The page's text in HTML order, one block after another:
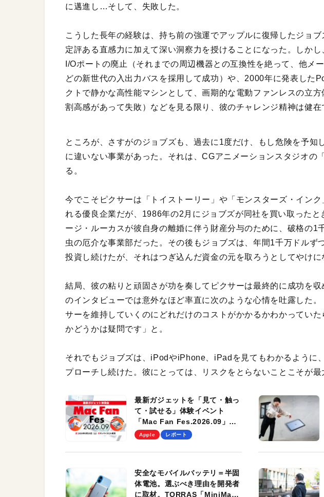
に邁進し…そして、失敗した。
こうした長年の経験は、持ち前の強運でアップルに復帰したジョブ
定評ある直感力に加えて深い洞察力を授けることになった。しか
I/Oポートの廃止（それまでの周辺機器との互換性を絶って、他メ
どの新世代の入出力バスを採用して成功）や、2000年に発表した
クトで静かな高性能マシンとして、画期的な電動ファンレスの立方
割高感があって失敗）などを見る限り、彼のチャレンジ精神は健在
ところが、さすがのジョブズも、過去に1度だけ、もし危険を予知
に違いない事業があった。それは、CGアニメーションスタジオの
る。
今でこそピクサーは「トイストーリー」や「モンスターズ・イン
れる優良企業だが、1986年の2月にジョブズが同社を買い取ったと
ージ・ルーカスが彼自身の離婚に伴う財産分与のために、破格の1
虫の厄介な事業部だった。その後もジョブズは、年間1千万ドルず
投資し続けたが、それはつぎ込んだ資金の元を取ろうとしてやけに
結局、彼の粘りと頑固さが功を奏してピクサーは最終的に成功を
のインタビューでは意外なほど率直に次のような心情を吐露した
サーを維持していくのにどれだけのコストがかかるかわかってい
かどうかは疑問です」と。
それでもジョブズは、iPodやiPhone、iPadを見てもわかるように
プローチし続けた。彼にとっては、リスクをとらないことこそが最
最新ガジェットを「見て・触っ
て・試せる」体験イベント
「Mac Fan Fes.2026.09」
を、9月26日（土）に開催しま
Apple レポート
安全なモバイルバッテリ＝半固
体電池。選ぶべき理由を開発者
に取材。TORRAS「MiniMag